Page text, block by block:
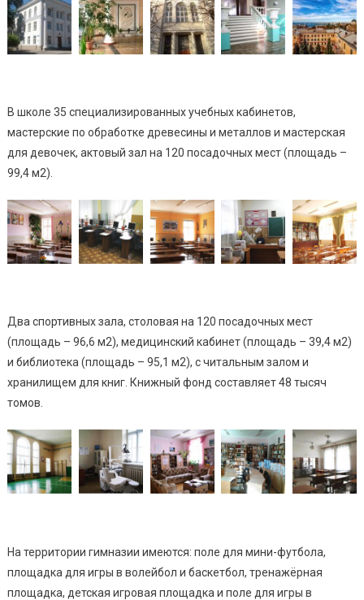
В школе 35 специализированных учебных кабинетов,
мастерские по обработке древесины и металлов и мастерская
для девочек, актовый зал на 120 посадочных мест (площадь –
99,4 м2).
Два спортивных зала, столовая на 120 посадочных мест
(площадь – 96,6 м2), медицинский кабинет (площадь – 39,4 м2)
и библиотека (площадь – 95,1 м2), с читальным залом и
хранилищем для книг. Книжный фонд составляет 48 тысяч
томов.
На территории гимназии имеются: поле для мини-футбола,
площадка для игры в волейбол и баскетбол, тренажёрная
площадка, детская игровая площадка и поле для игры в